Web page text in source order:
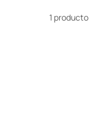
1 producto